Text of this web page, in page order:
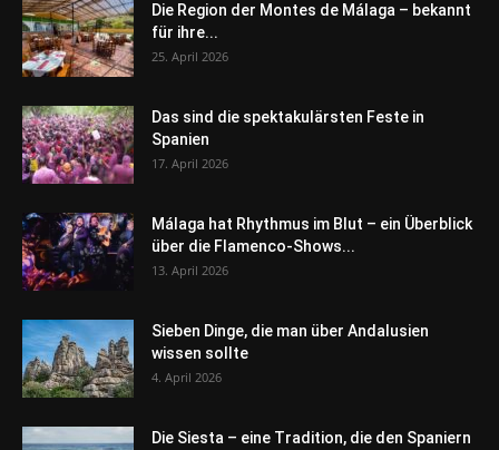
Die Region der Montes de Málaga – bekannt
für ihre...
25. April 2026
Das sind die spektakulärsten Feste in
Spanien
17. April 2026
Málaga hat Rhythmus im Blut – ein Überblick
über die Flamenco-Shows...
13. April 2026
Sieben Dinge, die man über Andalusien
wissen sollte
4. April 2026
Die Siesta – eine Tradition, die den Spaniern